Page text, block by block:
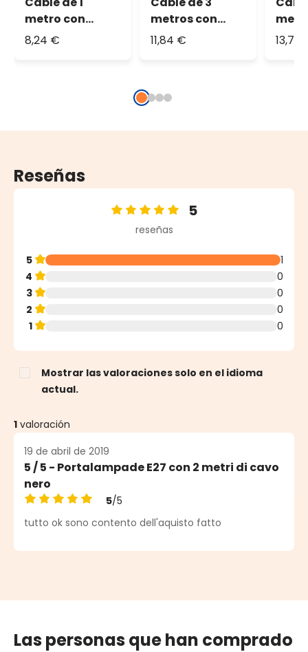
metro con
Portalámpara
8,24 €
metros con
Portalámpara
11,84 € 13,79
Reseñas
Calificación promedio de 5 de 5 estrellas
5
reseñas
5
1
4
0
3
0
2
0
1
0
Mostrar las valoraciones solo en el idioma
actual.
1 valoración
19 de abril de 2019
5 / 5 - Portalampade E27 con 2 metri di cavo
nero
Calificación promedio de 5 de 5 estrellas
5/5
tutto ok sono contento dell'aquisto fatto
Las personas que han comprado